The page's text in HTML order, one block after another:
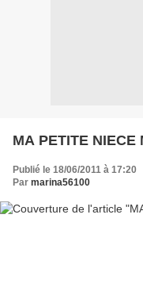
MA PETITE NIECE
Publié le 18/06/2011 à 17:20
Par marina56100